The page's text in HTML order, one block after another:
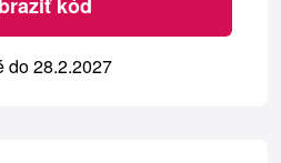
do 28.2.2027